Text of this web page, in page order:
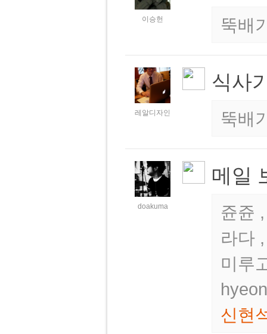
이승헌 뚝배
레알디자인
식사
뚝배
doakuma
메일
쥰쥰
라다
미루
신현